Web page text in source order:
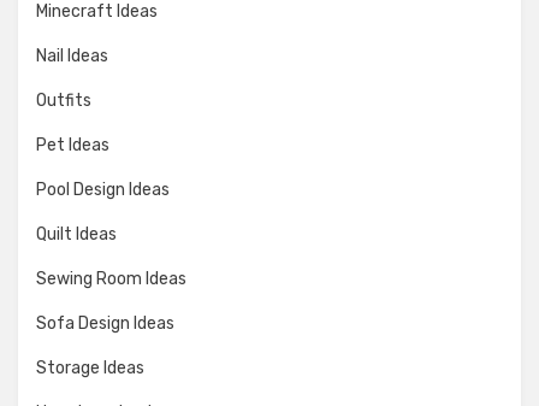
Minecraft Ideas
Nail Ideas
Outfits
Pet Ideas
Pool Design Ideas
Quilt Ideas
Sewing Room Ideas
Sofa Design Ideas
Storage Ideas